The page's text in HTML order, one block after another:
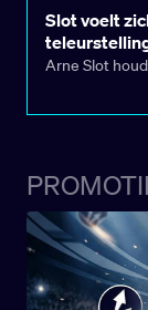
hij deze zomer
Premier
Slot voelt
Arne Slot
verlies van
door PSV in
afstraffing
gefrustreerde
uitjoelden bij